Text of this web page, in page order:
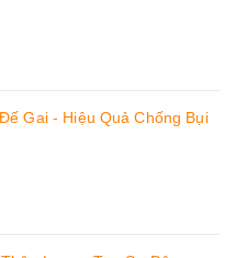
Gai - Hiệu Quả Chống Bụi